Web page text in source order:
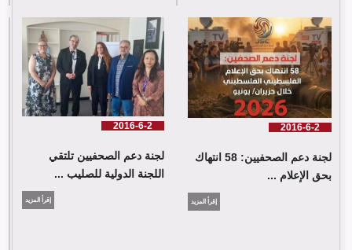
لجنة دعم الصحفيين: 58 انتهاك بحق الإعلام الفلسطيني خلال حزيران/
يونيو 2026
2016-6-2
لجنة دعم الصحفيين: 58 انتهاك
بحق الإعلام ...
إقرأ المزيد
2016-6-2
لجنة دعم الصحفيين تلتقي
اللجنة الدولية للصليب ...
إقرأ المزيد